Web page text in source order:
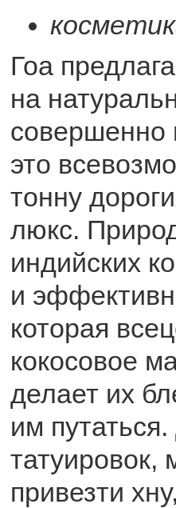
Гоа
на
это
тонну
люкс.
индийских
и
которая
кокосовое
делает их
им
татуировок,
привезти